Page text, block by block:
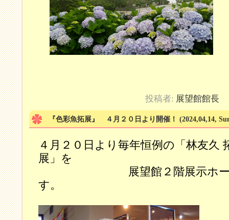
投稿者: 展望館館長
『色彩魚拓展』 ４月２０日より開催！ (2024,04,14,
４月２０日より毎年恒例の「林友
展」を
展望館２階展示ホール
す。